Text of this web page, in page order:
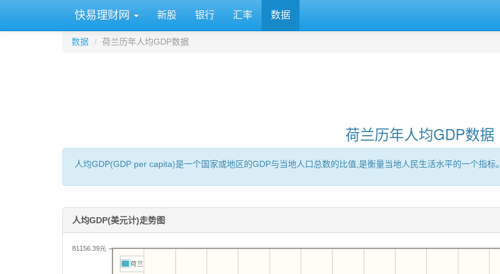
快易理财网 新股 银行 汇率 数据
数据 荷兰历年人均GDP数据
荷兰历年人均GDP数据
人均GDP(GDP per capita)是一个国家或地区的GDP与当地人口总数的比值,是衡量当地人民生活水平的一个指标。
人均GDP(美元计)走势图
81156.39元
荷兰